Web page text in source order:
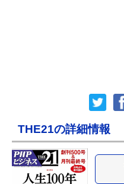
THE21の詳細情報